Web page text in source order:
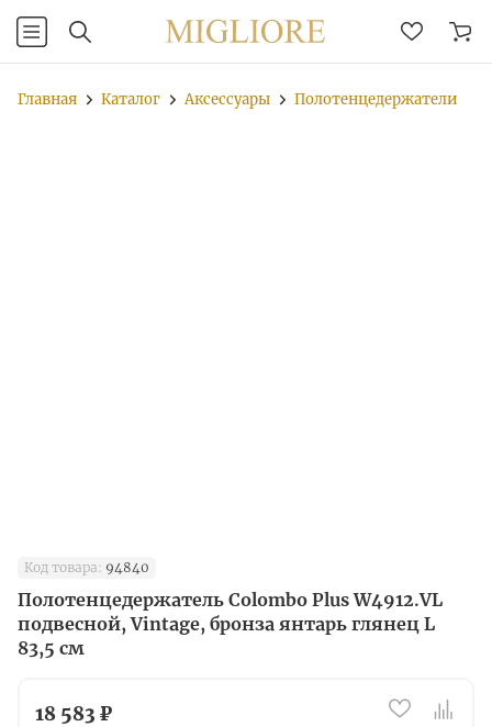
Главная Каталог Аксессуары Полотенцедержатели
Код товара: 94840
Полотенцедержатель Colombo Plus W4912.VL
подвесной, Vintage, бронза янтарь глянец L
83,5 см
18 583 ₽